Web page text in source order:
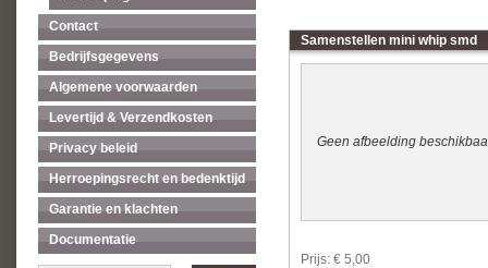
Contact
Bedrijfsgegevens
Algemene voorwaarden
Levertijd & Verzendkosten
Privacy beleid
Herroepingsrecht en bedenktijd
Garantie en klachten
Documentatie
Samenstellen mini whip smd
Geen afbeelding
Prijs: € 5,00